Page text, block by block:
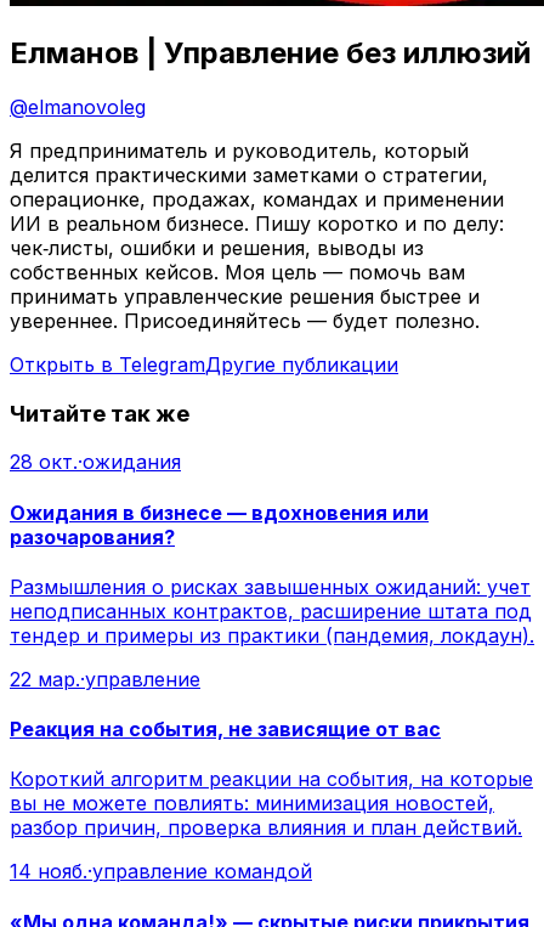
Елманов | Управление без иллюзий
@elmanovoleg
Я предприниматель и руководитель, который
делится практическими заметками о стратегии,
операционке, продажах, командах и применении
ИИ в реальном бизнесе. Пишу коротко и по делу:
чек‑листы, ошибки и решения, выводы из
собственных кейсов. Моя цель — помочь вам
принимать управленческие решения быстрее и
увереннее. Присоединяйтесь — будет полезно.
Открыть в TelegramДругие публикации
Читайте так же
28 окт.·ожидания
Ожидания в бизнесе — вдохновения или
разочарования?
Размышления о рисках завышенных ожиданий: учет
неподписанных контрактов, расширение штата под
тендер и примеры из практики (пандемия, локдаун).
22 мар.·управление
Реакция на события, не зависящие от вас
Короткий алгоритм реакции на события, на которые
вы не можете повлиять: минимизация новостей,
разбор причин, проверка влияния и план действий.
14 нояб.·управление командой
«Мы одна команда!» — скрытые риски прикрытия